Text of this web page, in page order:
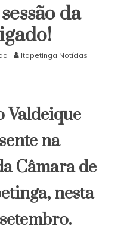
da
Itapetinga Notícias
Valdeique
na
Câmara de
nesta